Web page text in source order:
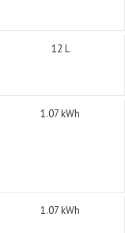
12 L
1.07kWh
1.07kWh